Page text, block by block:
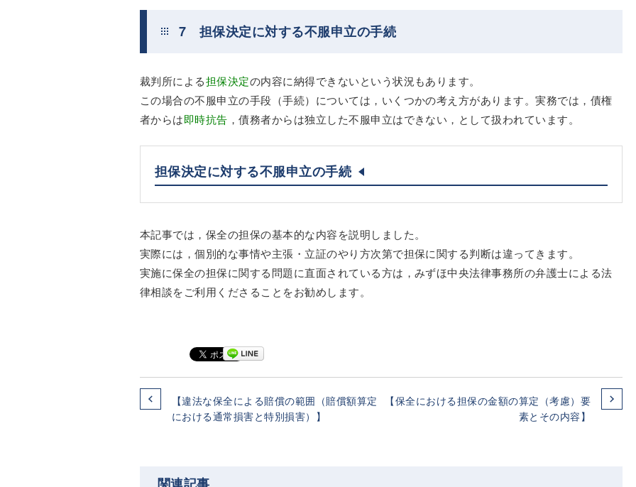
7 担保決定に対する不服申立の手続
裁判所による担保決定の内容に納得できないという状況もあります。
この場合の不服申立の手段（手続）については，いくつかの考え方があります。実務では，債権
者からは即時抗告 ，債務者からは独立した不服申立はできない，として扱われています。
担保決定に対する不服申立の手続
本記事では，保全の担保の基本的な内容を説明しました。
実際には，個別的な事情や主張・立証のやり方次第で担保に関する判断は違ってきます。
実施に保全の担保に関する問題に直面されている方は，みずほ中央法律事務所の弁護士による法
律相談をご利用くださることをお勧めします。
【違法な保全による賠償の範囲（賠償額算定
における通常損害と特別損害）】
【保全における担保の金額の算定（考慮）要
素とその内容】